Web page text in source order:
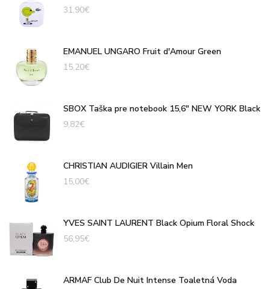
31,90€
EMANUEL UNGARO Fruit d'Amour Green
15,20€
SBOX Taška pre notebook 15,6" NEW YORK Black
9,82€
CHRISTIAN AUDIGIER Villain Men
15,00€
YVES SAINT LAURENT Black Opium Floral Shock
56,95€
ARMAF Club De Nuit Intense Toaletná Voda